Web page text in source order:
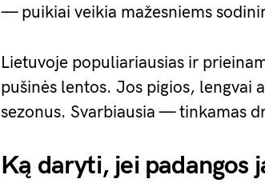
— puikiai veikia mažesniems
Lietuvoje populiariausias ir
pušinės lentos. Jos pigios, lengvai
sezonus. Svarbiausia — tinkamas
Ką daryti, jei padangos